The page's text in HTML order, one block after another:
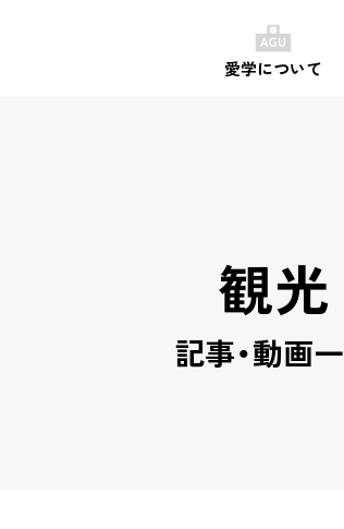
愛学について
観光
記事・動画